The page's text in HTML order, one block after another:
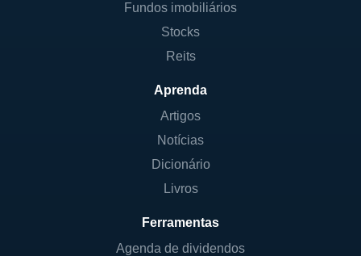
Fundos imobiliários
Stocks
Reits
Aprenda
Artigos
Notícias
Dicionário
Livros
Ferramentas
Agenda de dividendos